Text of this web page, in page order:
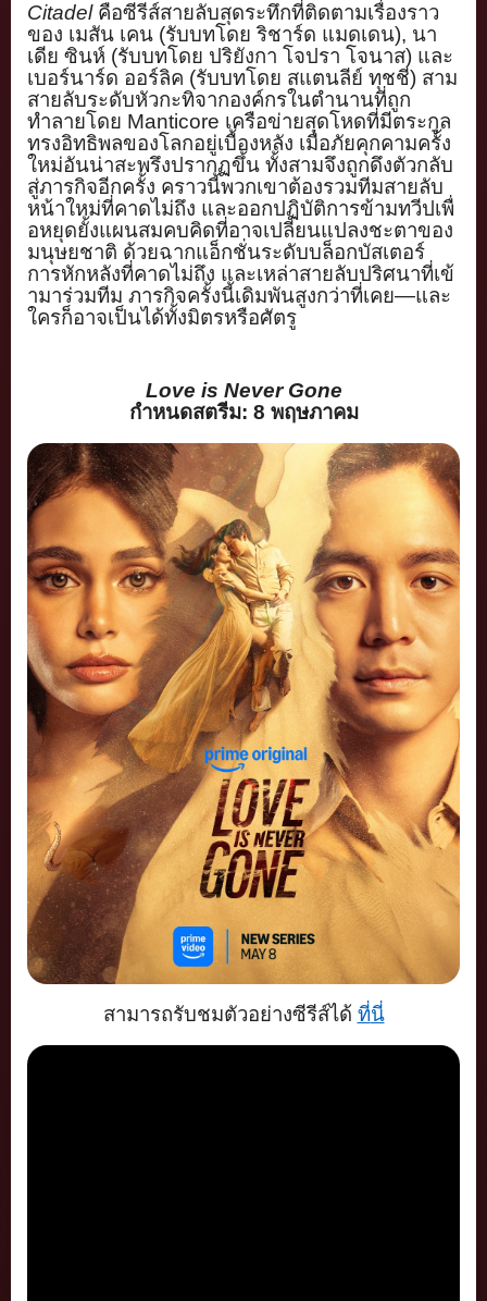
Citadel คือซีรีส์สายลับสุดระทึกที่ติดตามเรื่องราว
ของ เมสัน เคน (รับบทโดย ริชาร์ด แมดเดน), นา
เดีย ซินห์ (รับบทโดย ปริยังกา โจปรา โจนาส) และ
เบอร์นาร์ด ออร์ลิค (รับบทโดย สแตนลีย์ ทุชชี) สาม
สายลับระดับหัวกะทิจากองค์กรในตำนานที่ถูก
ทำลายโดย Manticore เครือข่ายสุดโหดที่มีตระกูล
ทรงอิทธิพลของโลกอยู่เบื้องหลัง เมื่อภัยคุกคามครั้ง
ใหม่อันน่าสะพรึงปรากฏขึ้น ทั้งสามจึงถูกดึงตัวกลับ
สู่ภารกิจอีกครั้ง คราวนี้พวกเขาต้องรวมทีมสายลับ
หน้าใหม่ที่คาดไม่ถึง และออกปฏิบัติการข้ามทวีปเพื่
อหยุดยั้งแผนสมคบคิดที่อาจเปลี่ยนแปลงชะตาของ
มนุษยชาติ ด้วยฉากแอ็กชั่นระดับบล็อกบัสเตอร์
การหักหลังที่คาดไม่ถึง และเหล่าสายลับปริศนาที่เข้
ามาร่วมทีม ภารกิจครั้งนี้เดิมพันสูงกว่าที่เคย—และ
ใครก็อาจเป็นได้ทั้งมิตรหรือศัตรู
Love is Never Gone
กำหนดสตรีม: 8 พฤษภาคม
สามารถรับชมตัวอย่างซีรีส์ได้ ที่นี่